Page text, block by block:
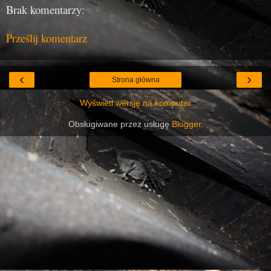
Brak komentarzy:
Prześlij komentarz
‹ ›
Strona główna
Wyświetl wersję na komputer
Obsługiwane przez usługę Blogger.